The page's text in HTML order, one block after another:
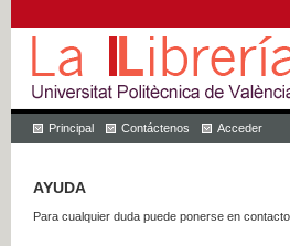
Principal Contáctenos Acceder
AYUDA
Para cualquier duda puede ponerse en